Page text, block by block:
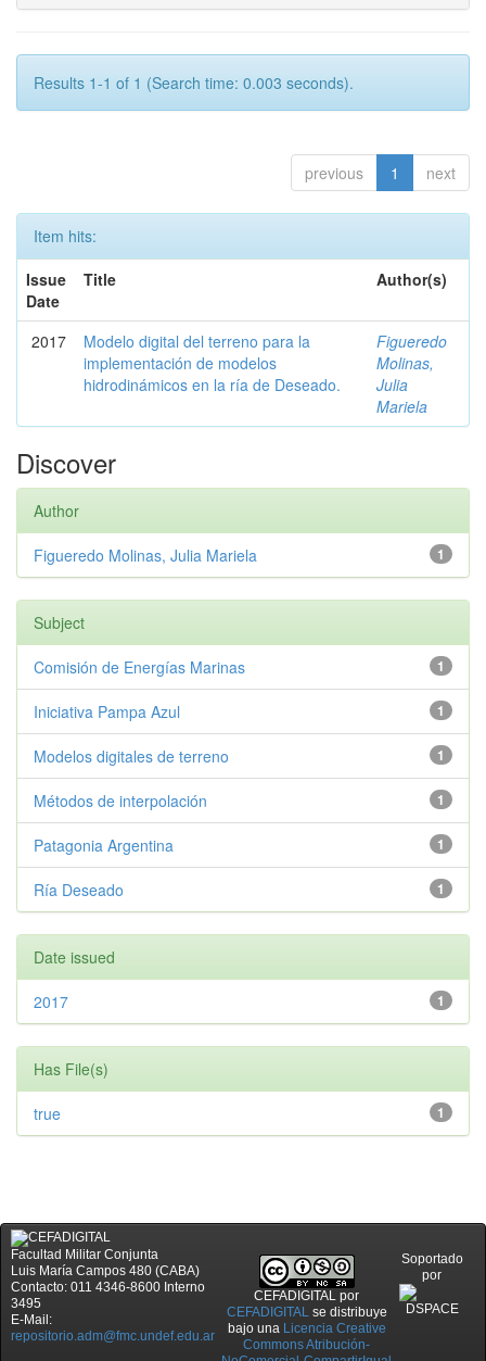
Results 1-1 of 1 (Search time: 0.003 seconds).
previous 1 next
Item hits:
Issue
Date
Title Author(s)
2017
Modelo digital del terreno para la
implementación de modelos
hidrodinámicos en la ría de Deseado.
Figueredo
Molinas,
Julia
Mariela
Discover
Author
1
Figueredo Molinas, Julia Mariela
Subject
1
Comisión de Energías Marinas
1
Iniciativa Pampa Azul
1
Modelos digitales de terreno
1
Métodos de interpolación
1
Patagonia Argentina
1
Ría Deseado
Date issued
1
2017
Has File(s)
1
true
Facultad Militar Conjunta
Luis María Campos 480 (CABA)
Contacto: 011 4346-8600 Interno
3495
E-Mail:
repositorio.adm@fmc.undef.edu.ar
CEFADIGITAL por
CEFADIGITALse distribuye
bajo una Licencia Creative
Commons Atribución-
Soportado
por